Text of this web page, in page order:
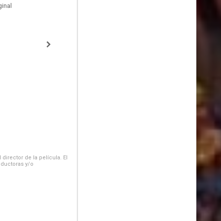
de la película. El
y/o